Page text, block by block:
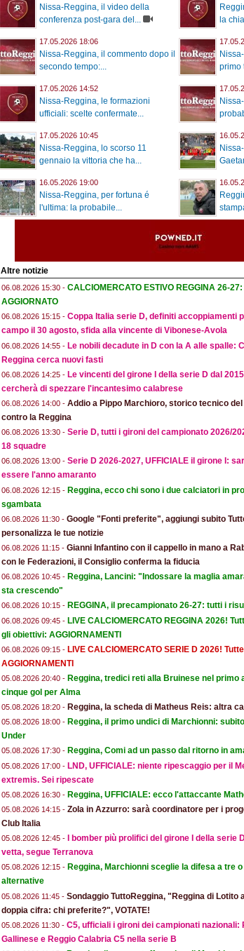
Nissa-Reggina, il video della
conferenza post-gara del...
la
17.05.2026 18:06
Nissa-Reggina, il commento dopo il
secondo tempo:...
primo
17.05.2026 14:52
Nissa-Reggina, le formazioni
ufficiali: scelte confermate...
17.05.2026 10:45
Nissa-Reggina, lo scorso 11
gennaio la vittoria che ha...
16.05.2026 19:00
Nissa-Reggina, per fortuna é
l'ultima: la probabile...
Altre notizie
06.08.2026 15:30 - CALCIOMERCATO ESTIVO REGGINA 26-
AGGIORNATO
06.08.2026 15:15 - Coppa Italia serie D, definiti accoppiamenti
campo il 30 agosto, sfida alla vincente di Vibonese-Avola
06.08.2026 14:55 - Le nobili decadute in D con la A alle spalle:
Reggina cerca nuovi fasti
06.08.2026 14:25 - Le vincenti del girone I della serie D dal
cercherà di spezzare l'incantesimo calabrese
06.08.2026 14:00 - Addio a Pippo Marchioro, storico tecnico
contro la Reggina
06.08.2026 13:30 - Serie D, tutti i gironi del campionato 2026/
18 squadre
06.08.2026 13:00 - Serie D 2026-2027, UFFICIALE il girone I:
essere l'anno amaranto
06.08.2026 12:15 - Reggina, ecco chi sono i due calciatori in
sgambata
06.08.2026 11:30 - Google "Fonti preferite", aggiungi subito
personalizza le tue notizie
06.08.2026 11:15 - Gianni Infantino con il cappello in mano a
con le Federazioni, il Consiglio conferma la fiducia
06.08.2026 10:45 - Reggina, Lancini: "Indossare la maglia
sta crescendo"
06.08.2026 10:15 - REGGINA, il precampionato 26-27: tutti i
06.08.2026 09:45 - LIVE CALCIOMERCATO REGGINA 2026!
gli obiettivi: AGGIORNAMENTI
06.08.2026 09:15 - LIVE CALCIOMERCATO SERIE D 2026!
AGGIORNAMENTI
05.08.2026 20:40 - Reggina, tredici reti alla Bruinese nel primo
cinque gol per Alma
05.08.2026 18:20 - Reggina, la scheda di Matheus Reis: altra
05.08.2026 18:00 - Reggina, il primo undici di Marchionni:
Under
05.08.2026 17:30 - Reggina, Comi ad un passo dal ritorno in
05.08.2026 17:00 - LND, UFFICIALE: niente ripescaggio per il
extremis. Sei ripescate
05.08.2026 16:30 - Reggina, UFFICIALE: ecco l'attaccante
05.08.2026 14:15 - Zola in Azzurro: sarà coordinatore per i
Club Italia
05.08.2026 12:45 -
I bomber più prolifici del girone I della serie
vetta, segue Terranova
05.08.2026 12:15 - Reggina, Marchionni sceglie la difesa a tre
alternative
05.08.2026 11:45 - Sondaggio TuttoReggina, "Reggina di Lotito
doppia cifra: chi preferite?", VOTATE!
05.08.2026 11:30 - C5, ufficiali i gironi dei campionati nazionali:
Gallinese e Reggio Calabria C5 nella serie B